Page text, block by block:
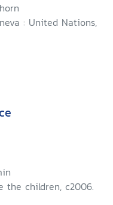
: United Nations,
the children, c2006.